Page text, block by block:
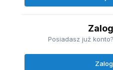
Posiadasz już